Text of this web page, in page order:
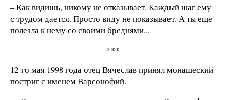
– Как видишь, никому не отказывает. Каждый шаг ему
с трудом дается. Просто виду не показывает. А ты еще
полезла к нему со своими бреднями...
***
12-го мая 1998 года отец Вячеслав принял монашеский
постриг с именем Варсонофий.